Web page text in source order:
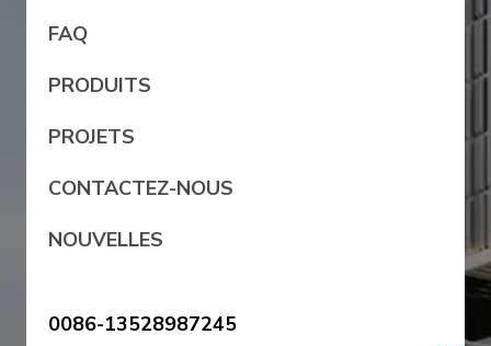
FAQ
PRODUITS
PROJETS
CONTACTEZ-NOUS
NOUVELLES
0086-13528987245